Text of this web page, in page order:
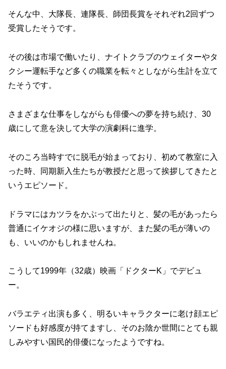
そんな中、大隊長、連隊長、師団長賞をそれぞれ2回ずつ
受賞したそうです。
その後は市場で働いたり、ナイトクラブのウェイターやタ
クシー運転手など多くの職業を転々としながら生計を立て
たそうです。
さまざまな仕事をしながらも俳優への夢を持ち続け、30
歳にして意を決して大学の演劇科に進学。
そのころ当時すでに脱毛が始まっており、初めて教室に入
った時、同期新入生たちが教授だと思って挨拶してきたと
いうエピソード。
ドラマにはカツラをかぶって出たりと、髪の毛があったら
普通にイケオジの様に思いますが、また髪の毛が薄いの
も、いいのかもしれませんね。
こうして1999年（32歳）映画「ドクターK」でデビュ
ー。
バラエティ出演も多く、明るいキャラクターに老け顔エピ
ソードも好感度が持てますし、そのお陰か世間にとても親
しみやすい国民的俳優になったようですね。